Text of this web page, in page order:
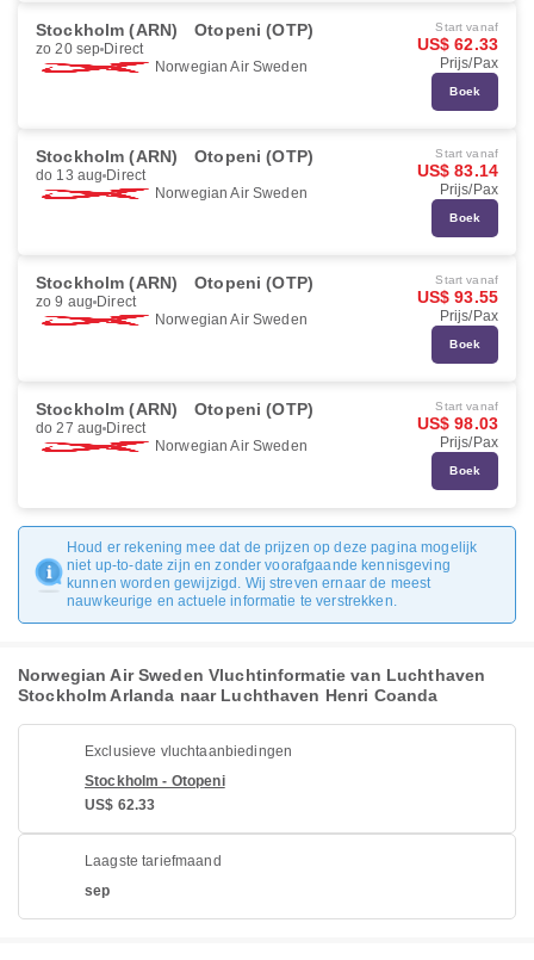
Stockholm (ARN) Otopeni (OTP)
zo 20 sep Direct
Norwegian Air Sweden
Start vanaf
US$ 62.33
Prijs/Pax
Boek
Stockholm (ARN) Otopeni (OTP)
do 13 aug Direct
Norwegian Air Sweden
Start vanaf
US$ 83.14
Prijs/Pax
Boek
Stockholm (ARN) Otopeni (OTP)
zo 9 aug Direct
Norwegian Air Sweden
Start vanaf
US$ 93.55
Prijs/Pax
Boek
Stockholm (ARN) Otopeni (OTP)
do 27 aug Direct
Norwegian Air Sweden
Start vanaf
US$ 98.03
Prijs/Pax
Boek
Houd er rekening mee dat de prijzen op deze pagina mogelijk
niet up-to-date zijn en zonder voorafgaande kennisgeving
kunnen worden gewijzigd. Wij streven ernaar de meest
nauwkeurige en actuele informatie te verstrekken.
Norwegian Air Sweden Vluchtinformatie van Luchthaven
Stockholm Arlanda naar Luchthaven Henri Coanda
Exclusieve vluchtaanbiedingen
Stockholm - Otopeni
US$ 62.33
Laagste tariefmaand
sep